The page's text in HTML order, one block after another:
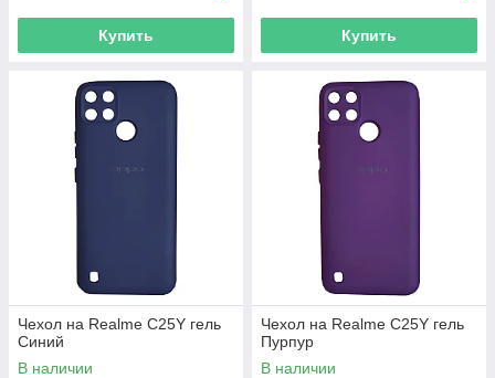
Купить Купить
Чехол на Realme C25Y гель
Синий
В наличии
Чехол на Realme C25Y гель
Пурпур
В наличии